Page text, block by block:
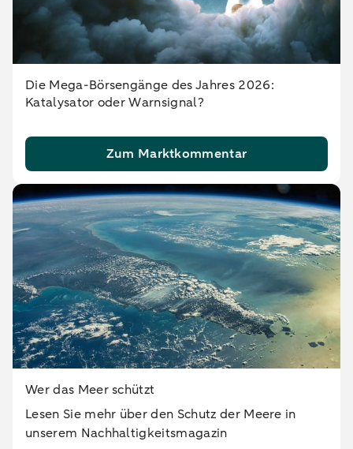
Die Mega-Börsengänge des Jahres 2026:
Katalysator oder Warnsignal?
Zum Marktkommentar
Wer das Meer schützt
Lesen Sie mehr über den Schutz der Meere in
unserem Nachhaltigkeitsmagazin